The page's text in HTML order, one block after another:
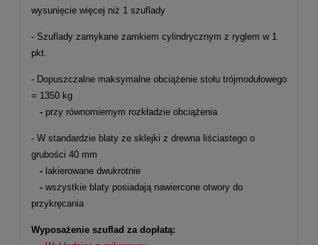
wysunięcie więcej niż 1 szuflady
- Szuflady zamykane zamkiem cylindrycznym z ryglem w 1
pkt.
- Dopuszczalne maksymalne obciążenie stołu trójmodułowego
= 1350 kg
- przy równomiernym rozkładzie obciążenia
- W standardzie blaty ze sklejki z drewna liściastego o
grubości 40 mm
- lakierowane dwukrotnie
- wszystkie blaty posiadają nawiercone otwory do
przykręcania
Wyposażenie szuflad za dopłatą: